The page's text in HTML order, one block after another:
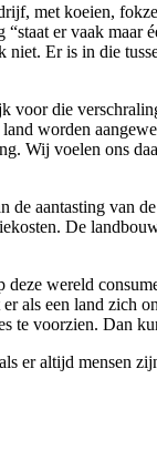
met koeien,
er vaak maar
niet. Er is in die
voor die
worden
Wij voelen ons
de aantasting van
De
wereld
er als een land
te voorzien. Dan
er altijd mensen